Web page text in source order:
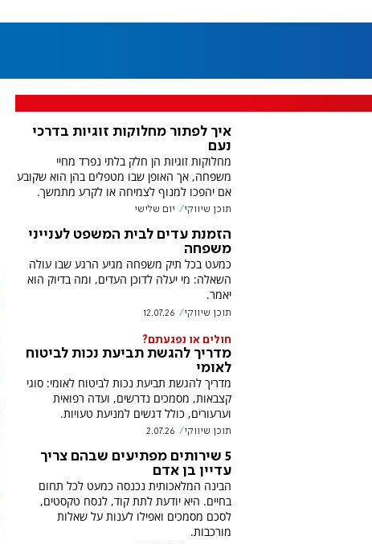
איך לפתור מחלוקות זוגיות בדרכי
נעם
מחלוקות זוגיות הן חלק בלתי נפרד מחיי
משפחה, אך האופן שבו מטפלים בהן הוא שקובע
אם יהפכו למנוף לצמיחה או לקרע מתמשך.
תוכן שיווקי יום שלישי
הזמנת עדים לבית המשפט לענייני
משפחה
כמעט בכל תיק משפחה מגיע הרגע שבו עולה
השאלה: מי יעלה לדוכן העדים, ומה בדיוק הוא
יאמר.
תוכן שיווקי 12.07.26
חולים או נפגעתם?
מדריך להגשת תביעת נכות לביטוח
לאומי
מדריך להגשת תביעת נכות לביטוח לאומי: סוגי
קצבאות, מסמכים נדרשים, ועדה רפואית
וערעורים, כולל דגשים למניעת טעויות.
תוכן שיווקי 2.07.26
5 שירותים מפתיעים שבהם צריך
עדיין בן אדם
הבינה המלאכותית נכנסה כמעט לכל תחום
בחיים. היא יודעת לתת קוד, לנסח טקסטים,
לסכם מסמכים ואפילו לענות על שאלות
מורכבות.